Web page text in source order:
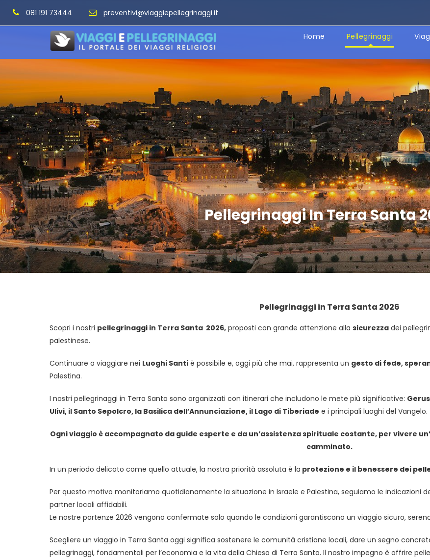
081 191 73444 preventivi@viaggiepellegrinaggi.it
Home Pellegrinaggi
Pellegrinaggi In Terra Santa
Pellegrinaggi in Terra Santa 2026
Scopri i nostri pellegrinaggi in Terra Santa 2026, proposti con grande attenzione alla sicurezza dei
palestinese.
Continuare a viaggiare nei Luoghi Santi è possibile e, oggi più che mai, rappresenta un gesto di fede,
Palestina.
I nostri pellegrinaggi in Terra Santa sono organizzati con itinerari che includono le mete più significative:
Ulivi, il Santo Sepolcro, la Basilica dell’Annunciazione, il Lago di Tiberiade e i principali luoghi del Vangelo.
Ogni viaggio è accompagnato da guide esperte e da un’assistenza spirituale costante, per vivere
camminato.
In un periodo delicato come quello attuale, la nostra priorità assoluta è la protezione e il benessere dei
Per questo motivo monitoriamo quotidianamente la situazione in Israele e Palestina, seguiamo le indicazioni
partner locali affidabili.
Le nostre partenze 2026 vengono confermate solo quando le condizioni garantiscono un viaggio sicuro,
Scegliere un viaggio in Terra Santa oggi significa sostenere le comunità cristiane locali, dare un segno
pellegrinaggi, fondamentali per l’economia e la vita della Chiesa di Terra Santa. Il nostro impegno è offrire